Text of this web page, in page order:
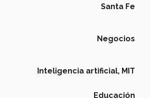
Santa Fe
Negocios
Inteligencia artificial, MIT
Educación